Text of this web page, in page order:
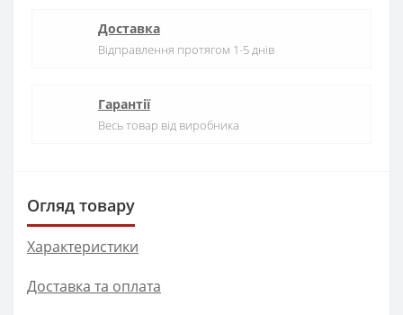
Доставка
Відправлення протягом 1-5 днів
Гарантії
Весь товар від виробника
Огляд товару
Характеристики
Доставка та оплата